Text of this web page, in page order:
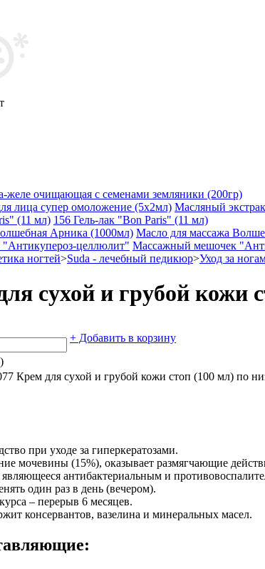
желе очищающая с семенами земляники (200гр)
Масляный
156 Гель-лак "Bon Paris" (11 мл)
Масло для массажа
Массажный мешочек
ногтей>Suda - лечебный педикюр>Уход за
сухой и грубой кожи
+ Добавить в корзину
Крем для сухой и грубой кожи стоп (100 мл) по
при уходе за гиперкератозами.
мочевины (15%), оказывает размягчающие
антибактериальным и
один раз в день (вечером).
– перерыв 6 месяцев.
консервантов, вазелина и минеральных масел.